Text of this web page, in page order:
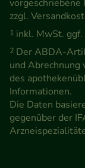
zzgl.
1 inkl. MwSt. ggf.
2 Der ABDA-
und
des
Informationen.
Die Daten
gegenüber der